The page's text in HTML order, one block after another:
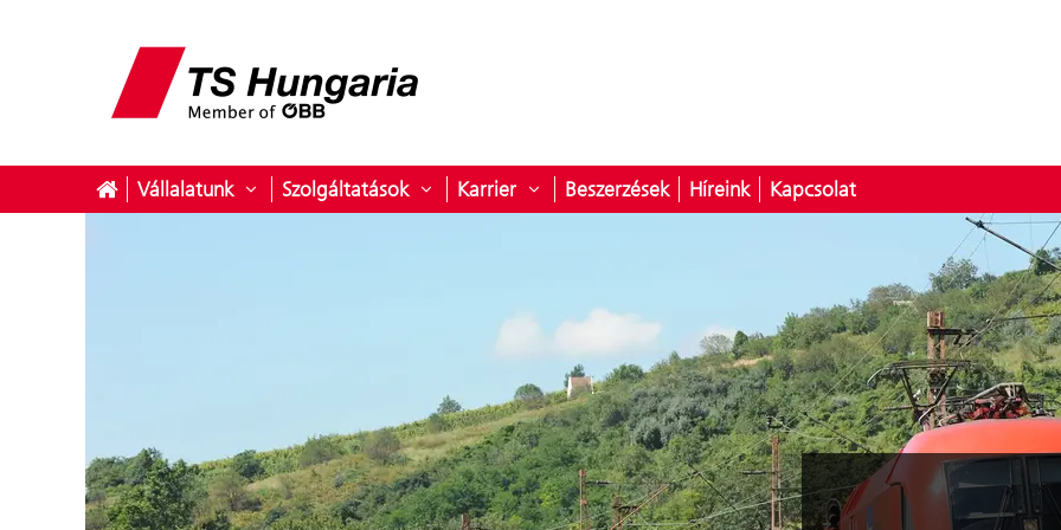
Vállalatunk Almenü megnyitása ehhez: Vállalatunk
Szolgáltatások Almenü megnyitása ehhez: Szolgáltatások
Karrier Almenü megnyitása ehhez: Karrier
Beszerzések Híreink Kapcsolat